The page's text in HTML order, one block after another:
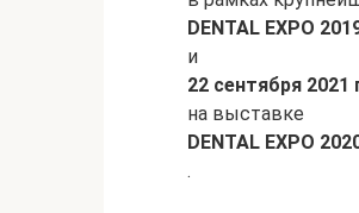
DENTAL EXPO
и
22 сентября 2021
на выставке
DENTAL EXPO
.